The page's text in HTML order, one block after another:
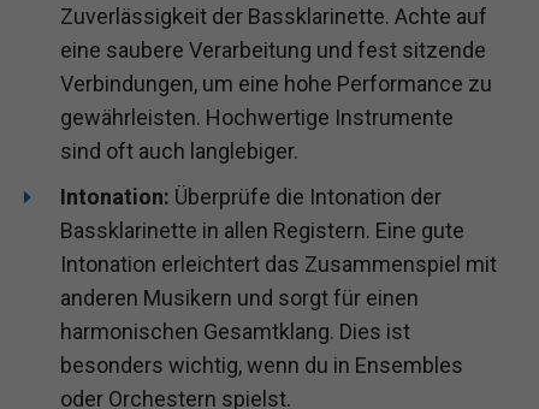
Zuverlässigkeit der Bassklarinette. Achte auf
eine saubere Verarbeitung und fest sitzende
Verbindungen, um eine hohe Performance zu
gewährleisten. Hochwertige Instrumente
sind oft auch langlebiger.
Intonation: Überprüfe die Intonation der
Bassklarinette in allen Registern. Eine gute
Intonation erleichtert das Zusammenspiel mit
anderen Musikern und sorgt für einen
harmonischen Gesamtklang. Dies ist
besonders wichtig, wenn du in Ensembles
oder Orchestern spielst.